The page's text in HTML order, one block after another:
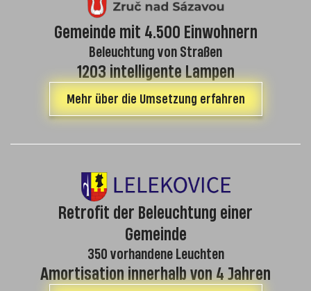
Gemeinde mit 4.500 Einwohnern
Beleuchtung von Straßen
1203 intelligente Lampen
Mehr über die Umsetzung erfahren
Retrofit der Beleuchtung einer
Gemeinde
350 vorhandene Leuchten
Amortisation innerhalb von 4 Jahren